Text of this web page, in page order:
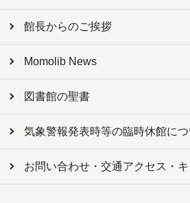
館長からのご挨拶
Momolib News
図書館の聖書
気象警報発表時等の臨時休館につ
お問い合わせ・交通アクセス・